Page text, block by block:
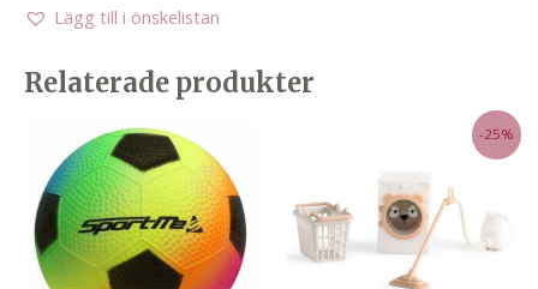
Lägg till i önskelistan
Relaterade produkter
-25%